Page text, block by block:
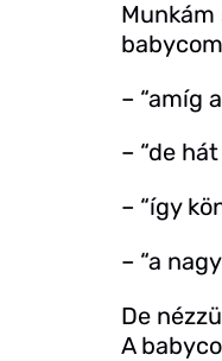
– “amíg
– “de
– “így
– “a
De
A